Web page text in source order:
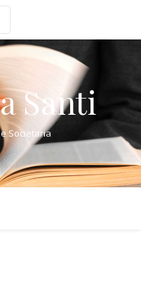
Santi
Societaria